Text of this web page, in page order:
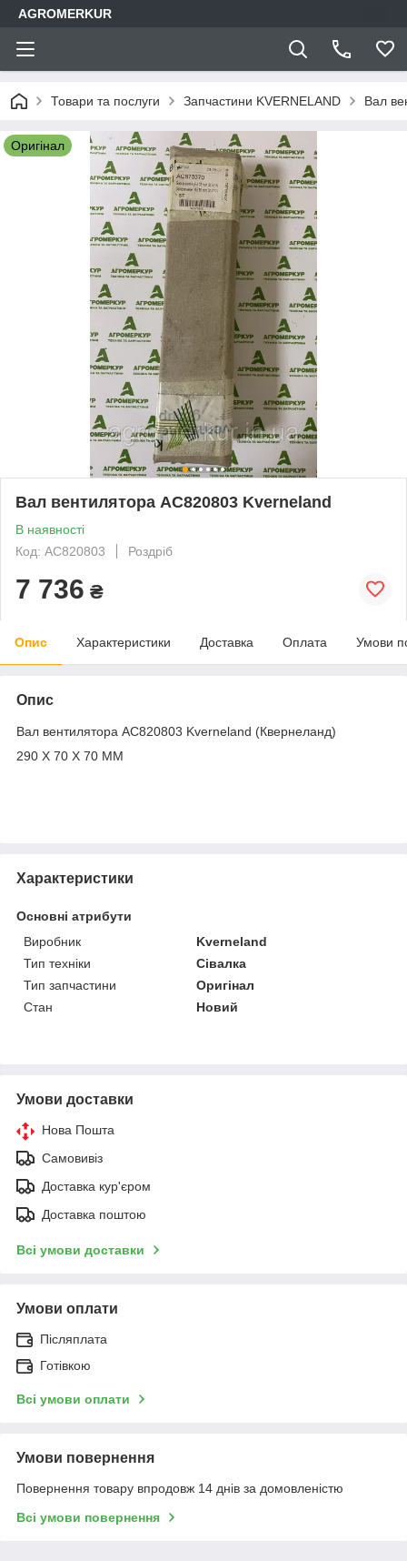
AGROMERKUR
Товари та послуги Запчастини KVERNELAND Вал
Оригінал
Вал вентилятора AC820803 Kverneland
В наявності
Код: AC820803
Роздріб
7 736 ₴
Опис Характеристики Доставка Оплата Умови
Опис
Вал вентилятора AC820803 Kverneland (Квернеланд)
290 X 70 X 70 MM
Характеристики
Основні атрибути
Виробник
Kverneland
Тип техніки
Сівалка
Тип запчастини
Оригінал
Стан
Новий
Умови доставки
Нова Пошта
Самовивіз
Доставка кур'єром
Доставка поштою
Всі умови доставки
Умови оплати
Післяплата
Готівкою
Всі умови оплати
Умови повернення
Повернення товару впродовж 14 днів за домовленістю
Всі умови повернення